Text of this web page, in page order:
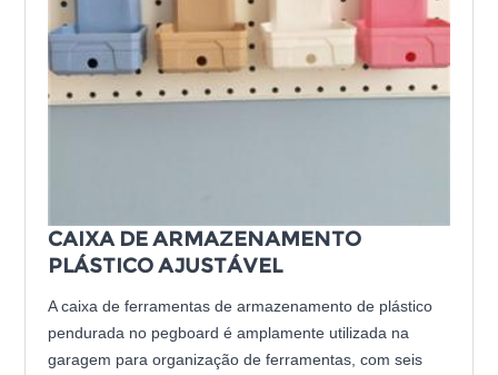
CAIXA DE ARMAZENAMENTO
PLÁSTICO AJUSTÁVEL
A caixa de ferramentas de armazenamento de plástico
pendurada no pegboard é amplamente utilizada na
garagem para organização de ferramentas, com seis